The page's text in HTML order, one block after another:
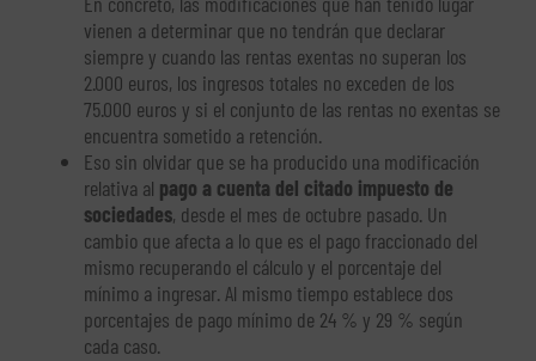
vienen a determinar que no tendrán que declarar
siempre y cuando las rentas exentas no superan los
2.000 euros, los ingresos totales no exceden de los
75.000 euros y si el conjunto de las rentas no exentas se
encuentra sometido a retención.
Eso sin olvidar que se ha producido una modificación
relativa al pago a cuenta del citado impuesto de
sociedades, desde el mes de octubre pasado. Un
cambio que afecta a lo que es el pago fraccionado del
mismo recuperando el cálculo y el porcentaje del
mínimo a ingresar. Al mismo tiempo establece dos
porcentajes de pago mínimo de 24 % y 29 % según
cada caso.